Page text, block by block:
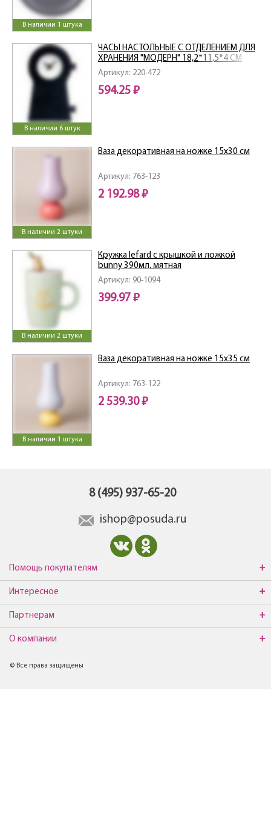
В наличии 1 штука
В наличии 6 штук
Артикул: 220-472
ЧАСЫ НАСТОЛЬНЫЕ С ОТДЕЛЕНИЕМ ДЛЯ
ХРАНЕНИЯ "МОДЕРН" 18,2*11,5*4 СМ
594.25 ₽
В наличии 2 штуки
Артикул: 763-123
Ваза декоративная на ножке 15х30 см
2 192.98 ₽
В наличии 2 штуки
Артикул: 90-1094
Кружка lefard с крышкой и ложкой
bunny 390мл, мятная
399.97 ₽
В наличии 1 штука
Артикул: 763-122
Ваза декоративная на ножке 15х35 см
2 539.30 ₽
8 (495) 937-65-20
ishop@posuda.ru
Помощь покупателям
Интересное
Партнерам
О компании
© Все права защищены